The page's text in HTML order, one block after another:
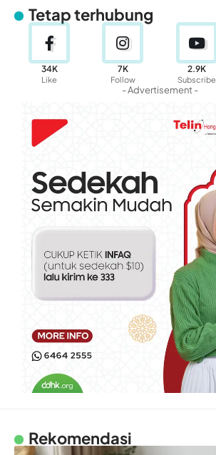
Tetap terhubung
34K
Like
7K
Follow
2.9K
Subscribe
- Advertisement -
Rekomendasi